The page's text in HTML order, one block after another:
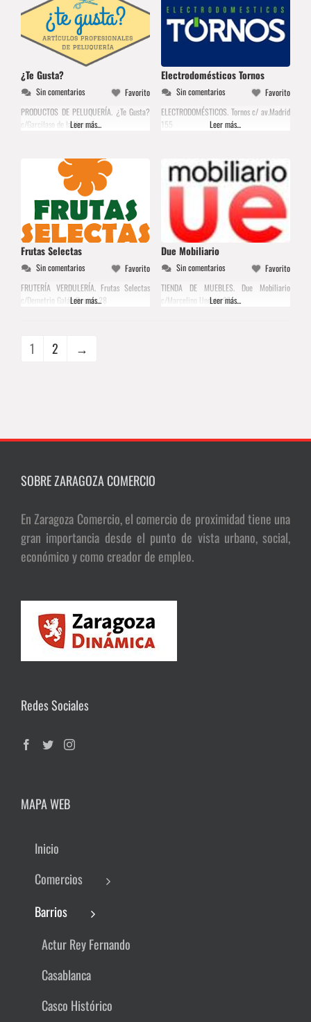
¿Te Gusta?
Sin comentarios
Favorito
PRODUCTOS DE PELUQUERÍA. ¿Te Gusta?
c/Garcilaso de la Vega 3
Leer más...
Electrodomésticos Tornos
Sin comentarios
Favorito
ELECTRODOMÉSTICOS. Tornos c/ av.Madrid
155
Leer más...
Frutas Selectas
Sin comentarios
Favorito
FRUTERÍA VERDULERÍA. Frutas Selectas
c/Demetrio Galán Bergua 28
Leer más...
Due Mobiliario
Sin comentarios
Favorito
TIENDA DE MUEBLES. Due Mobiliario
c/Marcelino Unceta 97
Leer más...
1 2 →
SOBRE ZARAGOZA COMERCIO
En Zaragoza Comercio, el comercio de proximidad tiene una
gran importancia desde el punto de vista urbano, social,
económico y como creador de empleo.
Redes Sociales
MAPA WEB
Inicio
Comercios
Barrios
Actur Rey Fernando
Casablanca
Casco Histórico